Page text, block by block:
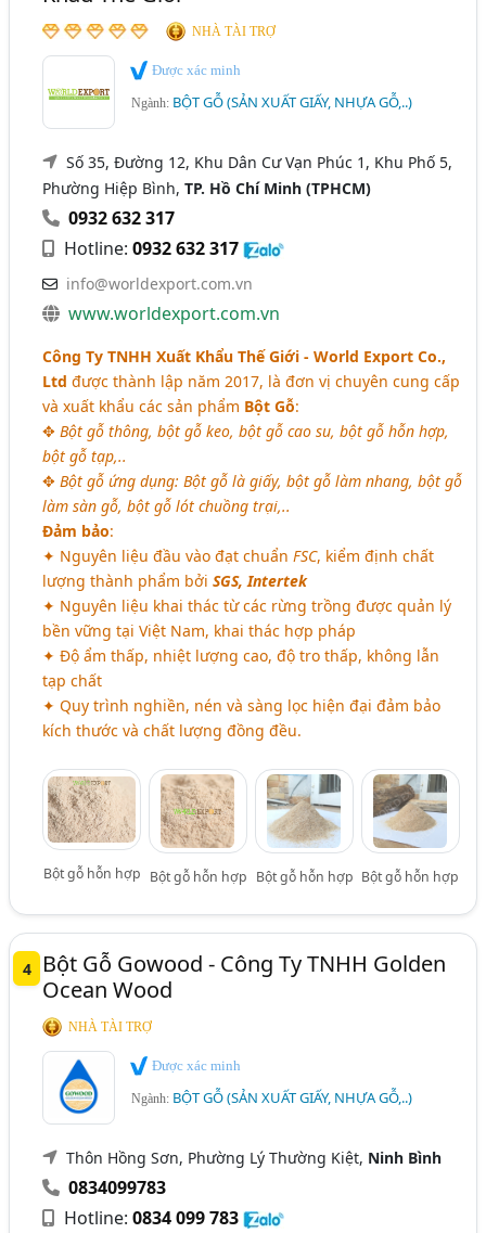
NHÀ TÀI TRỢ
Được xác minh
Ngành: BỘT GỖ (SẢN XUẤT GIẤY, NHỰA GỖ,..)
Số 35, Đường 12, Khu Dân Cư Vạn Phúc 1, Khu Phố 5,
Phường Hiệp Bình,TP. Hồ Chí Minh (TPHCM)
0932 632 317
Hotline:0932 632 317
info@worldexport.com.vn
www.worldexport.com.vn
Công Ty TNHH Xuất Khẩu Thế Giới - World Export Co.,
Ltd được thành lập năm 2017, là đơn vị chuyên cung cấp
và xuất khẩu các sản phẩm Bột Gỗ:
✥Bột gỗ thông, bột gỗ keo, bột gỗ cao su, bột gỗ hỗn hợp,
bột gỗ tạp,..
✥Bột gỗ ứng dụng: Bột gỗ là giấy, bột gỗ làm nhang, bột gỗ
làm sàn gỗ, bột gỗ lót chuồng trại,..
Đảm bảo:
✦ Nguyên liệu đầu vào đạt chuẩnFSC, kiểm định chất
lượng thành phẩm bởiSGS, Intertek
✦ Nguyên liệu khai thác từ các rừng trồng được quản lý
bền vững tại Việt Nam, khai thác hợp pháp
✦ Độ ẩm thấp, nhiệt lượng cao, độ tro thấp, không lẫn
tạp chất
✦ Quy trình nghiền, nén và sàng lọc hiện đại đảm bảo
kích thước và chất lượng đồng đều.
Bột gỗ hỗn hợp Bột gỗ hỗn hợp Bột gỗ hỗn hợp Bột gỗ hỗn hợp
4
Bột Gỗ Gowood - Công Ty TNHH Golden
Ocean Wood
NHÀ TÀI TRỢ
Được xác minh
Ngành: BỘT GỖ (SẢN XUẤT GIẤY, NHỰA GỖ,..)
Thôn Hồng Sơn, Phường Lý Thường Kiệt, Ninh Bình
0834099783
Hotline:0834 099 783